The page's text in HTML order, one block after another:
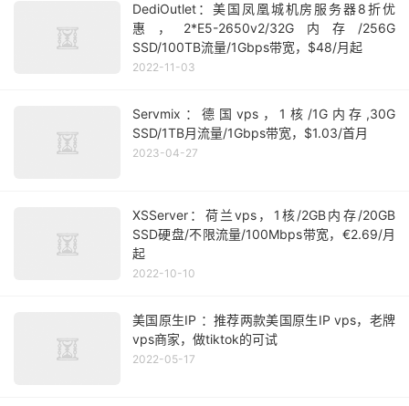
DediOutlet：美国凤凰城机房服务器8折优
惠，2*E5-2650v2/32G内存/256G
SSD/100TB流量/1Gbps带宽，$48/月起
2022-11-03
Servmix：德国vps，1核/1G内存,30G
SSD/1TB月流量/1Gbps带宽，$1.03/首月
2023-04-27
XSServer：荷兰vps，1核/2GB内存/20GB
SSD硬盘/不限流量/100Mbps带宽，€2.69/月
起
2022-10-10
美国原生IP ：推荐两款美国原生IP vps，老牌
vps商家，做tiktok的可试
2022-05-17